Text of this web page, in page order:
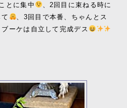
とに集中
、2回目に束ねる時に
、3回目で本番、ちゃんとス
ーケは自立して完成デス